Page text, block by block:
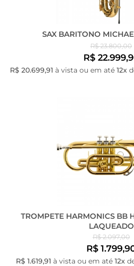
SAX BARITONO
R$ 23.800,00
R$
R$ 20.699,91 à vista ou em até 12x
TROMPETE HARMONICS BB
LAQUEADO
R$ 2.097,00
R$
R$ 1.619,91 à vista ou em até 12x